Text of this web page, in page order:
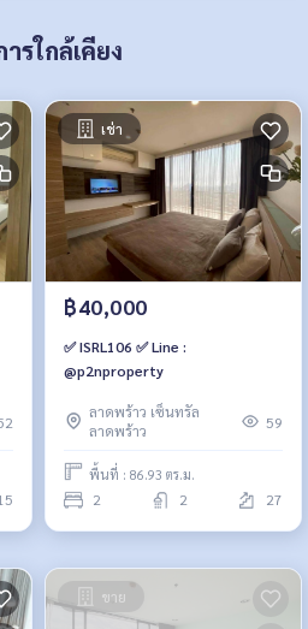
รใกล้เคียง
เช่า
฿40,000
✅ ISRL106 ✅ Line :
@p2nproperty
ลาดพร้าว เซ็นทรัล
ลาดพร้าว
59
พื้นที่ : 86.93 ตร.ม.
2 2 27
ขาย